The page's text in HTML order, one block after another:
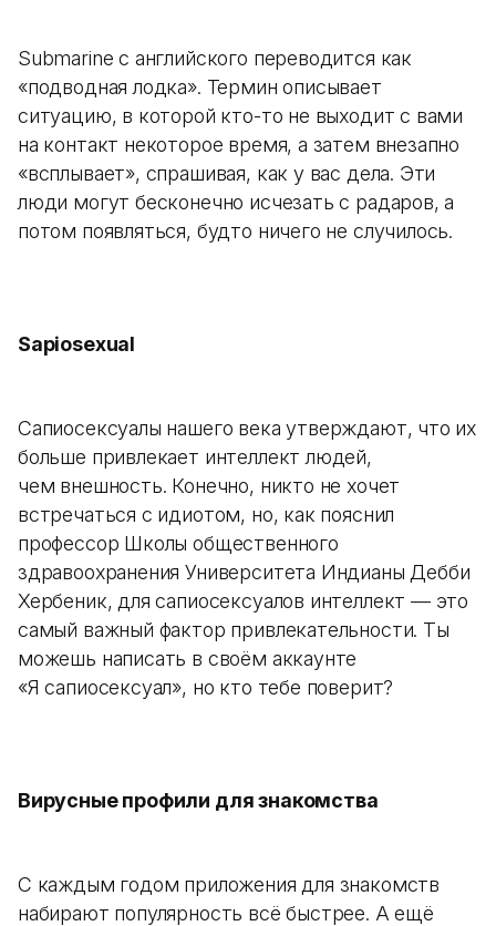
Submarine с английского переводится как
«подводная лодка». Термин описывает
ситуацию, в которой кто-то не выходит с вами
на контакт некоторое время, а затем внезапно
«всплывает», спрашивая, как у вас дела. Эти
люди могут бесконечно исчезать с радаров, а
потом появляться, будто ничего не случилось.
Sapiosexual
Сапиосексуалы нашего века утверждают, что их
больше привлекает интеллект людей,
чем внешность. Конечно, никто не хочет
встречаться с идиотом, но, как пояснил
профессор Школы общественного
здравоохранения Университета Индианы Дебби
Хербеник, для сапиосексуалов интеллект — это
самый важный фактор привлекательности. Ты
можешь написать в своём аккаунте
«Я сапиосексуал», но кто тебе поверит?
Вирусные профили для знакомства
С каждым годом приложения для знакомств
набирают популярность всё быстрее. А ещё